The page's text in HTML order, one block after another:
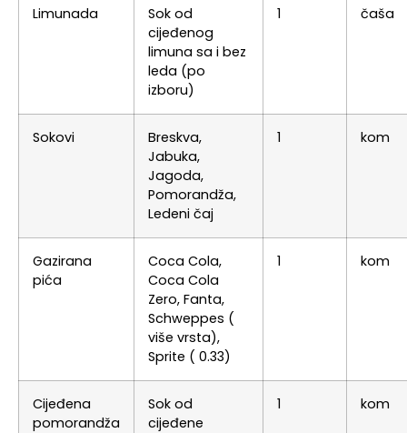
Limunada
Sok od
cijeđenog
limuna sa i bez
leda (po
izboru)
1 čaša
Sokovi
Breskva,
Jabuka,
Jagoda,
Pomorandža,
Ledeni čaj
1 kom
Gazirana
pića
Coca Cola,
Coca Cola
Zero, Fanta,
Schweppes (
više vrsta),
Sprite ( 0.33)
1 kom
Cijeđena
pomorandža
Sok od
cijeđene
1 kom